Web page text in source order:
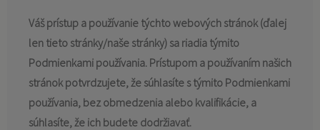
KONTAKT
Váš prístup a používanie týchto webových stránok (ďalej
len tieto stránky/naše stránky) sa riadia týmito
Podmienkami používania. Prístupom a používaním našich
stránok potvrdzujete, že súhlasíte s týmito Podmienkami
používania, bez obmedzenia alebo kvalifikácie, a
súhlasíte, že ich budete dodržiavať.